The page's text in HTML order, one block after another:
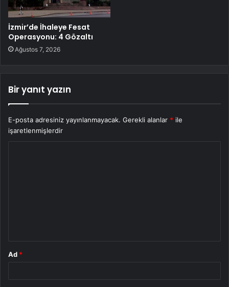
İzmir’de İhaleye Fesat
Operasyonu: 4 Gözaltı
Ağustos 7, 2026
Bir yanıt yazın
E-posta adresiniz yayınlanmayacak. Gerekli alanlar * ile
işaretlenmişlerdir
Ad *